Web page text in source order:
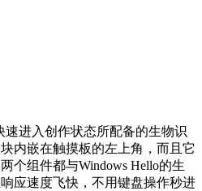
速进入创作状态所配备的生物识
内嵌在触摸板的左上角，而且它
个组件都与Windows Hello的生
应速度飞快，不用键盘操作秒进